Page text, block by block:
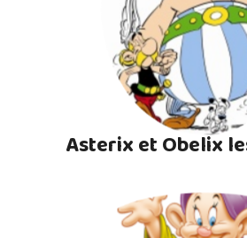
Asterix et Obelix